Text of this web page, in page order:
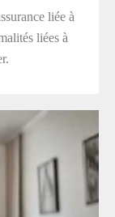
liée à
liées à